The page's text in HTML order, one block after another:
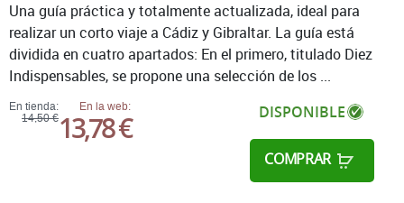
En tienda:
14,50 €
En la web:
13,78 € DISPONIBLE
COMPRAR
Una guía práctica y totalmente actualizada, ideal para
realizar un corto viaje a Cádiz y Gibraltar. La guía está
dividida en cuatro apartados: En el primero, titulado Diez
Indispensables, se propone una selección de los ...